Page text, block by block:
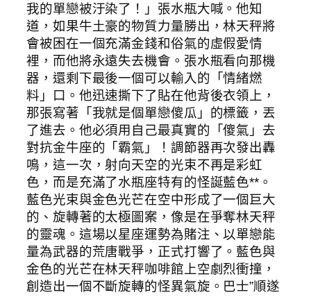
我的單戀被汙染了！」張水瓶大喊。他知
道，如果牛土豪的物質力量勝出，林天秤將
會被困在一個充滿金錢和俗氣的虛假愛情
裡，而他將永遠失去機會。張水瓶看向那機
器，還剩下最後一個可以輸入的「情緒燃
料」口。他迅速撕下了貼在他背後衣領上，
那張寫著「我就是個單戀傻瓜」的標籤，丟
了進去。他必須用自己最真實的「傻氣」去
對抗金牛座的「霸氣」！調節器再次發出轟
鳴，這一次，射向天空的光束不再是彩虹
色，而是充滿了水瓶座特有的怪誕藍色**。
藍色光束與金色光芒在空中形成了一個巨大
的、旋轉著的太極圖案，像是在爭奪林天秤
的靈魂。這場以星座運勢為賭注、以單戀能
量為武器的荒唐戰爭，正式打響了。藍色與
金色的光芒在林天秤咖啡館上空劇烈衝撞，
創造出一個不斷旋轉的怪異氣旋。巴士”順遂